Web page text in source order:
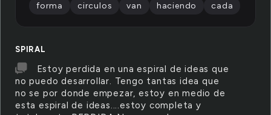
SPIRAL
Estoy perdida en una espiral de ideas que
no puedo desarrollar. Tengo tantas idea que
no se por donde empezar, estoy en medio de
esta espiral de ideas....estoy completa y
forma
circulos van haciendo cada